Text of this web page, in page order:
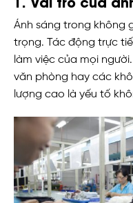
Ánh sáng trong không
trọng. Tác động trực
làm việc của mọi
văn phòng hay các
lượng cao là yếu tố